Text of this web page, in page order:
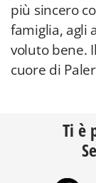
più sincero
famiglia, agli
voluto bene.
cuore di
Ti è